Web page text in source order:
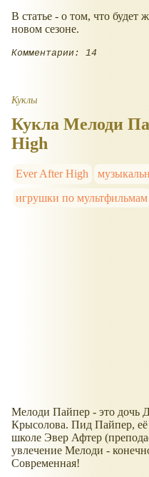
В статье - о том, что будет
новом сезоне.
Комментарии: 14
Куклы
Кукла Мелоди
High
Ever After High
игрушки по мультфильмам
Мелоди Пайпер - это дочь
Крысолова. Пид Пайпер, её
школе Эвер Афтер
увлечение Мелоди -
Современная!